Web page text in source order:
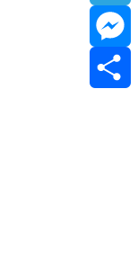
Telegram
Messenger